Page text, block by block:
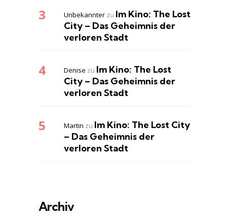
Unbekannter zu Im Kino: The Lost
City – Das Geheimnis der
verloren Stadt
Denise zu Im Kino: The Lost
City – Das Geheimnis der
verloren Stadt
Martin zu Im Kino: The Lost City
– Das Geheimnis der
verloren Stadt
Archiv